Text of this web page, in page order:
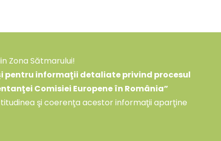
Zona Sătmarului!
pentru informaţii detaliate privind procesul
Comisiei Europene în România”
şi coerenţa acestor informaţii aparţine